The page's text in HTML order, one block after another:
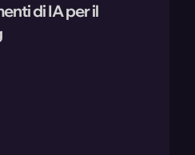
di IA per il